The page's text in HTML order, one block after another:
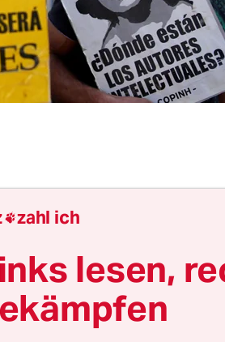
Lateinamerikas sollen in
24 Länder im Süden des
regionales Abkommen
von Rio über Umwelt
Umweltdemokratie
zahl ich
lesen,